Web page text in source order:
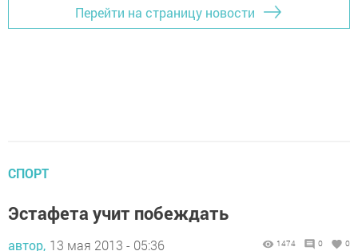
Перейти на страницу новости
СПОРТ
Эстафета учит побеждать
автор, 13 мая 2013 - 05:36 1474 0 0